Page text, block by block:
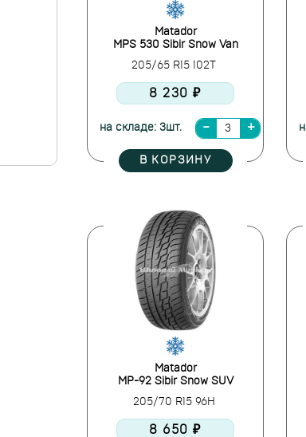
Matador
MPS 530 Sibir Snow Van
205/65 R15 102T
8 230 ₽
на складе: 3шт.
В КОРЗИНУ
Matador
MP-92 Sibir Snow SUV
205/70 R15 96H
8 650 ₽